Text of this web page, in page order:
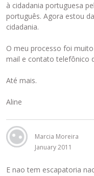
à cidadania portuguesa
português. Agora estou
cidadania.
O meu processo foi
mail e contato telefônico
Até mais.
Aline
Marcia Moreira
January 2011
E nao tem escapatoria